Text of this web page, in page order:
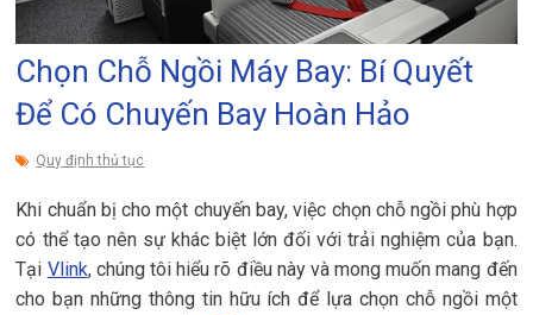
Chọn Chỗ Ngồi Máy Bay: Bí Quyết
Để Có Chuyến Bay Hoàn Hảo
Quy định thủ tục
Khi chuẩn bị cho một chuyến bay, việc chọn chỗ ngồi phù hợp
có thể tạo nên sự khác biệt lớn đối với trải nghiệm của bạn.
Tại Vlink, chúng tôi hiểu rõ điều này và mong muốn mang đến
cho bạn những thông tin hữu ích để lựa chọn chỗ ngồi một